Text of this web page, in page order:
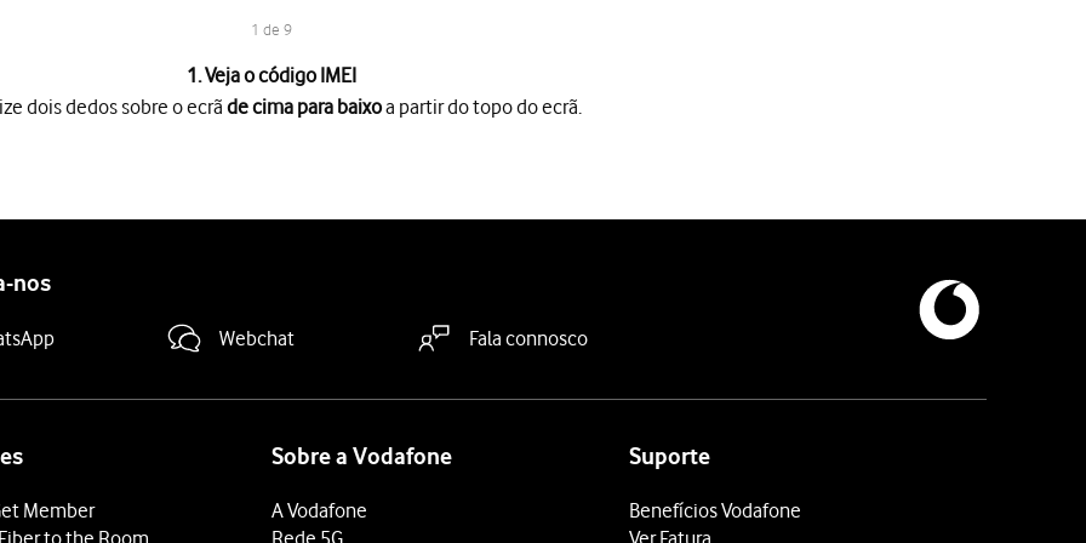
1 de 9
1. Veja o código IMEI
dois dedos sobre o ecrãde cima para baixoa partir do topo do ecrã.
outro operador e ligue o telefone.
código PIN e primaOK
e prima
Desbloquear
nos
Webchat Fala connosco
Member
to the Room
Sobre a Vodafone
A Vodafone
Rede 5G
Suporte
Benefícios Vodafone
Ver Fatura